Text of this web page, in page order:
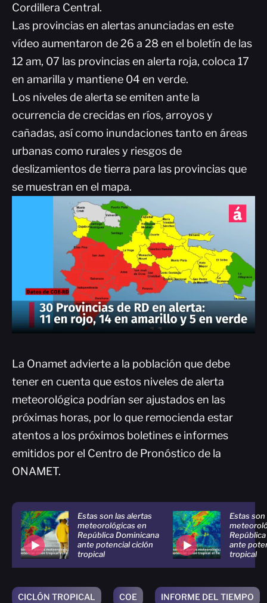
Cordillera Central.
Las provincias en alertas anunciadas en este
vídeo aumentaron de 26 a 28 en el boletín de las
12 am, 07 las provincias en alerta roja, coloca 17
en amarilla y mantiene 04 en verde.
Los niveles de alerta se emiten ante la
ocurrencia de crecidas en ríos, arroyos y
cañadas, así como inundaciones tanto en áreas
urbanas como rurales y riesgos de
deslizamientos de tierra para las provincias que
se muestran en el mapa.
La Onamet advierte a la población que debe
tener en cuenta que estos niveles de alerta
meteorológica podrían ser ajustados en las
próximas horas, por lo que remocienda estar
atentos a los próximos boletines e informes
emitidos por el Centro de Pronóstico de la
ONAMET.
Estas son las alertas
meteorológicas en
República Dominicana
ante potencial ciclón
tropical
Estas
ante
tropical
CICLÓN TROPICAL COE INFORME DEL TIEMPO